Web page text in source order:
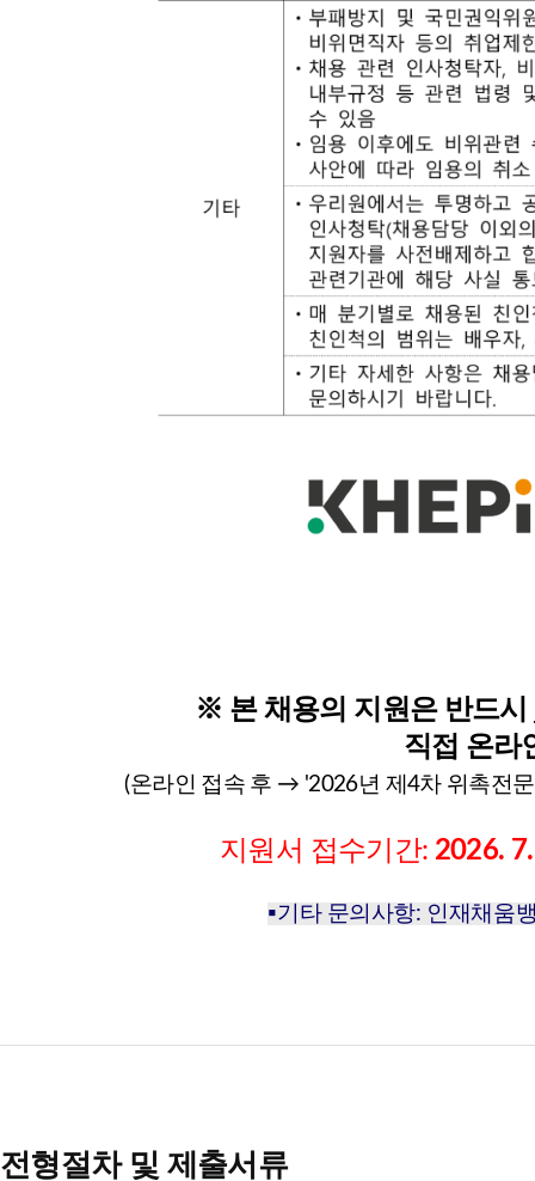
※ 본 채용의 지원은 반드시
직접 온라
(온라인 접속 후 → '2026년 제4차 위촉전
지원서 접수기간: 2026.
▪기타 문의사항: 인재채움
전형절차 및 제출서류